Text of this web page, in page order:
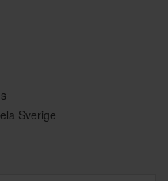
Sverige